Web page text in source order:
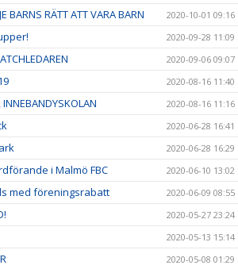
BARNS RÄTT ATT VARA BARN 2020-10-01 09:16
2020-09-28 11:09
2020-09-06 09:07
2020-08-16 11:40
2020-08-16 11:16
2020-06-28 16:41
2020-06-28 16:29
i Malmö FBC 2020-06-10 13:02
med föreningsrabatt 2020-06-09 08:55
2020-05-27 23:24
2020-05-13 15:14
2020-05-08 01:29